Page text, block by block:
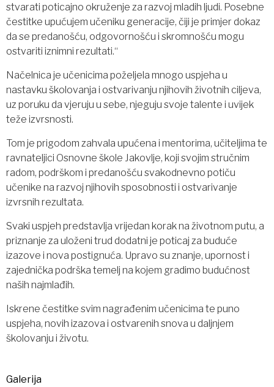
stvarati poticajno okruženje za razvoj mladih ljudi. Posebne
čestitke upućujem učeniku generacije, čiji je primjer dokaz
da se predanošću, odgovornošću i skromnošću mogu
ostvariti iznimni rezultati.“
Načelnica je učenicima poželjela mnogo uspjeha u
nastavku školovanja i ostvarivanju njihovih životnih ciljeva,
uz poruku da vjeruju u sebe, njeguju svoje talente i uvijek
teže izvrsnosti.
Tom je prigodom zahvala upućena i mentorima, učiteljima te
ravnateljici Osnovne škole Jakovlje, koji svojim stručnim
radom, podrškom i predanošću svakodnevno potiču
učenike na razvoj njihovih sposobnosti i ostvarivanje
izvrsnih rezultata.
Svaki uspjeh predstavlja vrijedan korak na životnom putu, a
priznanje za uloženi trud dodatni je poticaj za buduće
izazove i nova postignuća. Upravo su znanje, upornost i
zajednička podrška temelj na kojem gradimo budućnost
naših najmlađih.
Iskrene čestitke svim nagrađenim učenicima te puno
uspjeha, novih izazova i ostvarenih snova u daljnjem
školovanju i životu.
Galerija